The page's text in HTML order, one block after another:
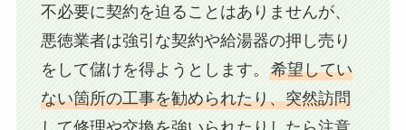
不必要に契約を迫ることはありませんが、
悪徳業者は強引な契約や給湯器の押し売り
をして儲けを得ようとします。 希望してい
ない箇所の工事を勧められたり、突然訪問